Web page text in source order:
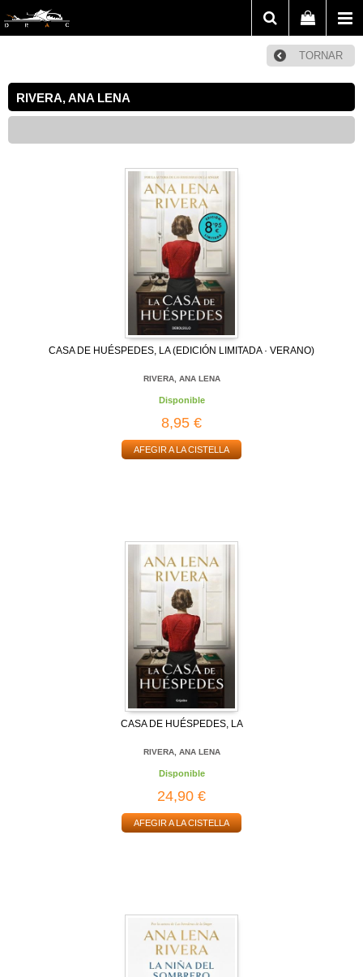
TORNAR
RIVERA, ANA LENA
CASA DE HUÉSPEDES, LA (EDICIÓN LIMITADA · VERANO)
RIVERA, ANA LENA
Disponible
8,95 €
AFEGIR A LA CISTELLA
CASA DE HUÉSPEDES, LA
RIVERA, ANA LENA
Disponible
24,90 €
AFEGIR A LA CISTELLA